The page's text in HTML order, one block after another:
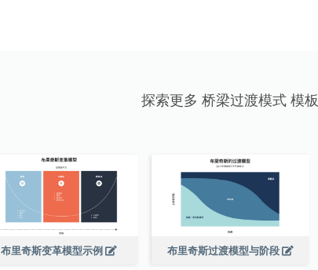
探索更多 桥梁过渡模式 模板
布里奇斯变革模型示例 布里奇斯过渡模型与阶段